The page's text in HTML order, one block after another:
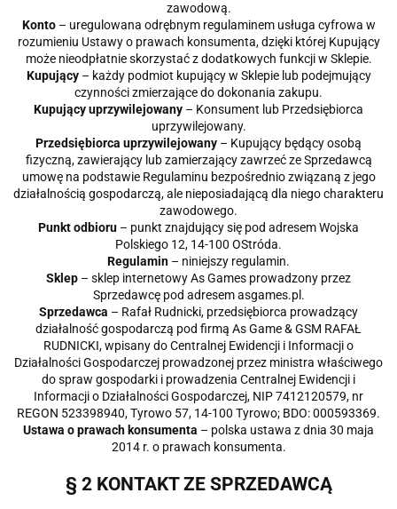
zawodową.
Konto– uregulowana odrębnym regulaminem usługa cyfrowa w
rozumieniu Ustawy o prawach konsumenta, dzięki której Kupujący
może nieodpłatnie skorzystać z dodatkowych funkcji w Sklepie.
Kupujący– każdy podmiot kupujący w Sklepie lub podejmujący
czynności zmierzające do dokonania zakupu.
Kupujący uprzywilejowany – Konsument lub Przedsiębiorca
uprzywilejowany.
Przedsiębiorca uprzywilejowany – Kupujący będący osobą
fizyczną, zawierający lub zamierzający zawrzeć ze Sprzedawcą
umowę na podstawie Regulaminu bezpośrednio związaną z jego
działalnością gospodarczą, ale nieposiadającą dla niego charakteru
zawodowego.
Punkt odbioru – punkt znajdujący się pod adresem Wojska
Polskiego 12, 14-100 OStróda.
Regulamin – niniejszy regulamin.
Sklep – sklep internetowy As Games prowadzony przez
Sprzedawcę pod adresem asgames.pl.
Sprzedawca – Rafał Rudnicki, przedsiębiorca prowadzący
działalność gospodarczą pod firmą As Game & GSM RAFAŁ
RUDNICKI, wpisany do Centralnej Ewidencji i Informacji o
Działalności Gospodarczej prowadzonej przez ministra właściwego
do spraw gospodarki i prowadzenia Centralnej Ewidencji i
Informacji o Działalności Gospodarczej, NIP 7412120579, nr
REGON 523398940, Tyrowo 57, 14-100 Tyrowo; BDO: 000593369.
Ustawa o prawach konsumenta – polska ustawa z dnia 30 maja
2014 r. o prawach konsumenta.
§ 2 KONTAKT ZE SPRZEDAWCĄ